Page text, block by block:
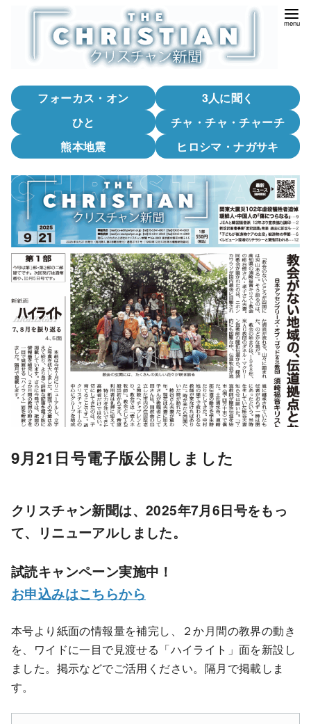
フォーカス・オン
3人に聞く
ひと
チャ・チャ・チャーチ
熊本地震
ヒロシマ・ナガサキ
9月21日号電子版公開しました
クリスチャン新聞は、2025年7月6日号をもっ
て、リニューアルしました。
試読キャンペーン実施中！
お申込みはこちらから
本号より紙面の情報量を補完し、２か月間の教界の動き
を、ワイドに一目で見渡せる「ハイライト」面を新設し
ました。掲示などでご活用ください。隔月で掲載しま
す。